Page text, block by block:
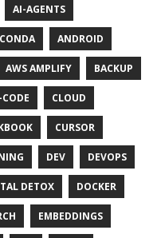
AI-AGENTS
ANDROID
AWS AMPLIFY BACKUP
CLOUD
CURSOR
DEV DEVOPS
DETOX DOCKER
EMBEDDINGS